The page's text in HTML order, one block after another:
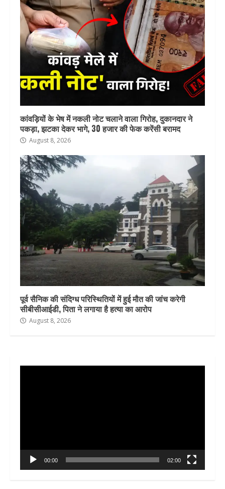
कांवड़ियों के भेष में नकली नोट चलाने वाला गिरोह, दुकानदार ने
पकड़ा, झटका देकर भागे, 30 हजार की फेक करेंसी बरामद
August 8, 2026
पूर्व सैनिक की संदिग्ध परिस्थितियों में हुई मौत की जांच करेगी
सीबीसीआईडी, पिता ने लगाया है हत्या का आरोप
August 8, 2026
00:00 02:00